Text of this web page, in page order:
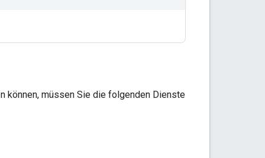
können, müssen Sie die folgenden Dienste